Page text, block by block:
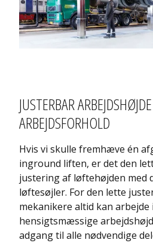
JUSTERBAR
ARBEJDSFORHOLD
Hvis vi skulle fremhæve én
inground liften, er det den
justering af løftehøjden med
løftesøjler. For den lette
mekanikere altid kan arbejde
hensigtsmæssige
adgang til alle nødvendige